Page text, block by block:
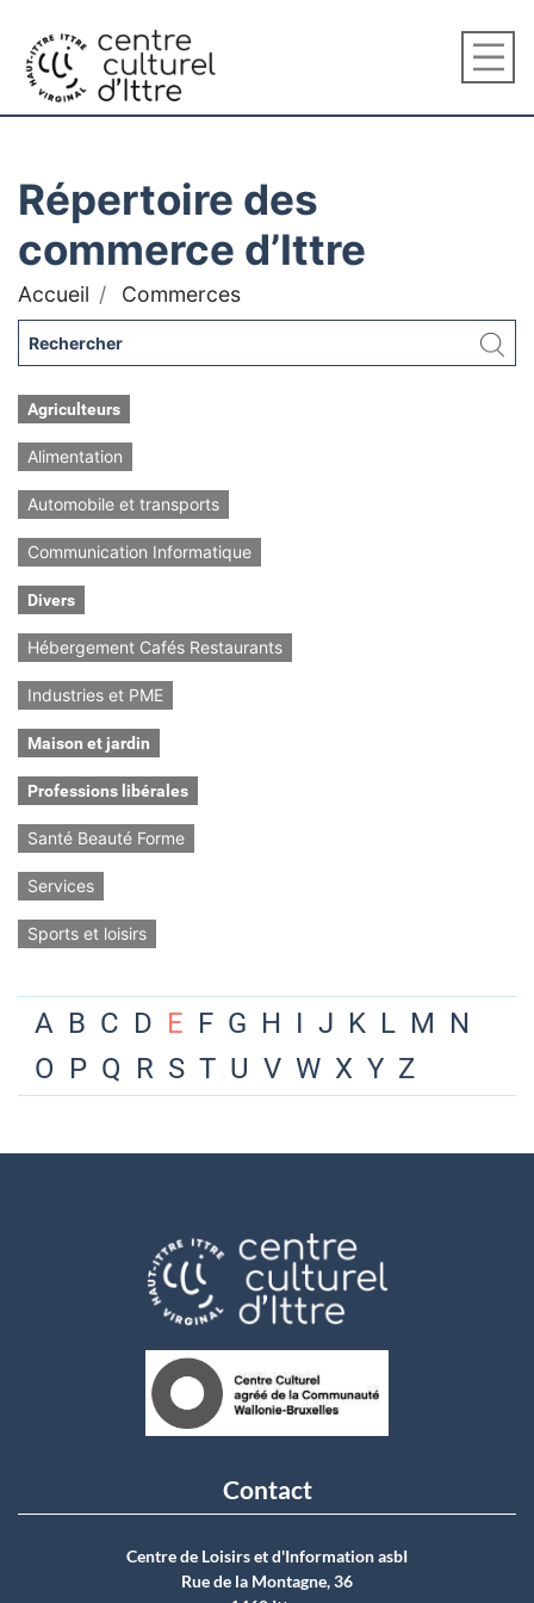
Répertoire des
commerce d’Ittre
Accueil Commerces
Agriculteurs
Alimentation
Automobile et transports
Communication Informatique
Divers
Hébergement Cafés Restaurants
Industries et PME
Maison et jardin
Professions libérales
Santé Beauté Forme
Services
Sports et loisirs
A B C D E F G H I J K L M N
O P Q R S T U V W X Y Z
Contact
Centre de Loisirs et d'Information asbI
Rue de la Montagne, 36